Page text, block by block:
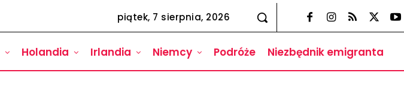
piątek, 7 sierpnia, 2026
Holandia Irlandia Niemcy Podróże Niezbędnik emigranta